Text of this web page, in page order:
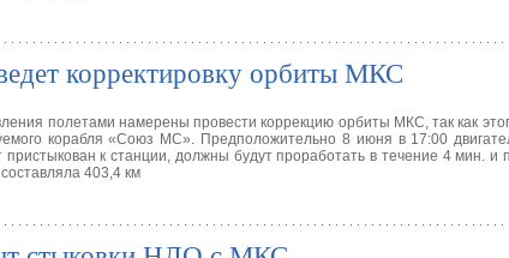
корректировку орбиты МКС
полетами намерены провести коррекцию орбиты МКС, так как
корабля «Союз МС». Предположительно 8 июня в 17:00
к станции, должны будут проработать в течение 4 мин.
403,4 км